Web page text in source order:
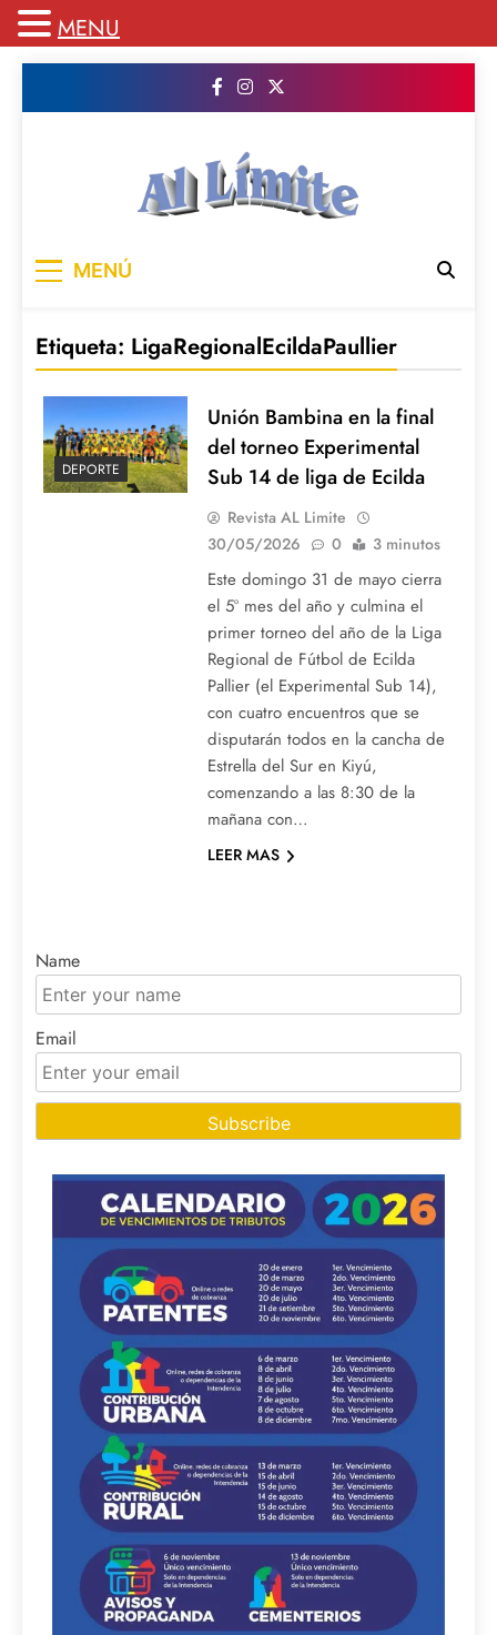
publicamos todo el contenido e informacion
MENÚ
Etiqueta: LigaRegionalEcildaPaullier
DEPORTE
Unión Bambina en la final
del torneo Experimental
Sub 14 de liga de Ecilda
Revista AL Limite
30/05/2026
0 3 minutos
Este domingo 31 de mayo cierra
el 5º mes del año y culmina el
primer torneo del año de la Liga
Regional de Fútbol de Ecilda
Pallier (el Experimental Sub 14),
con cuatro encuentros que se
disputarán todos en la cancha de
Estrella del Sur en Kiyú,
comenzando a las 8:30 de la
mañana con…
LEER MAS
Name
Email
MENU